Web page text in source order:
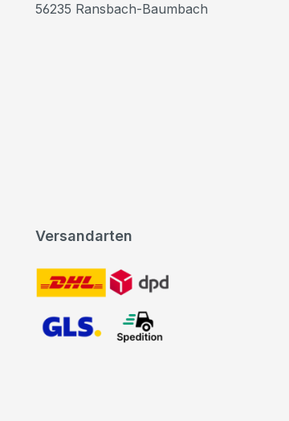
Versandarten
56235 Ransbach-Baumbach